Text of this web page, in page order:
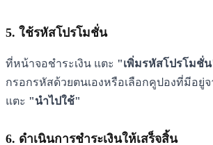
5. ใช้รหัสโปรโมชั่น
ที่หน้าจอชำระเงิน แตะ "เพิ่มรหัสโปรโมชั่
กรอกรหัสด้วยตนเองหรือเลือกคูปองที่มีอยู่
แตะ "นำไปใช้"
6. ดำเนินการชำระเงินให้เสร็จสิ้น